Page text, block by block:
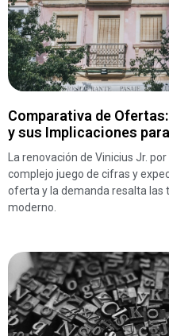
Comparativa de
y sus Implicaciones
La renovación de Vinicius Jr.
complejo juego de cifras y
oferta y la demanda resalta las
moderno.